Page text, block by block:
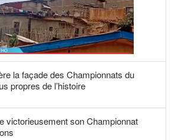
la façade des Championnats du
propres de l’histoire
victorieusement son Championnat